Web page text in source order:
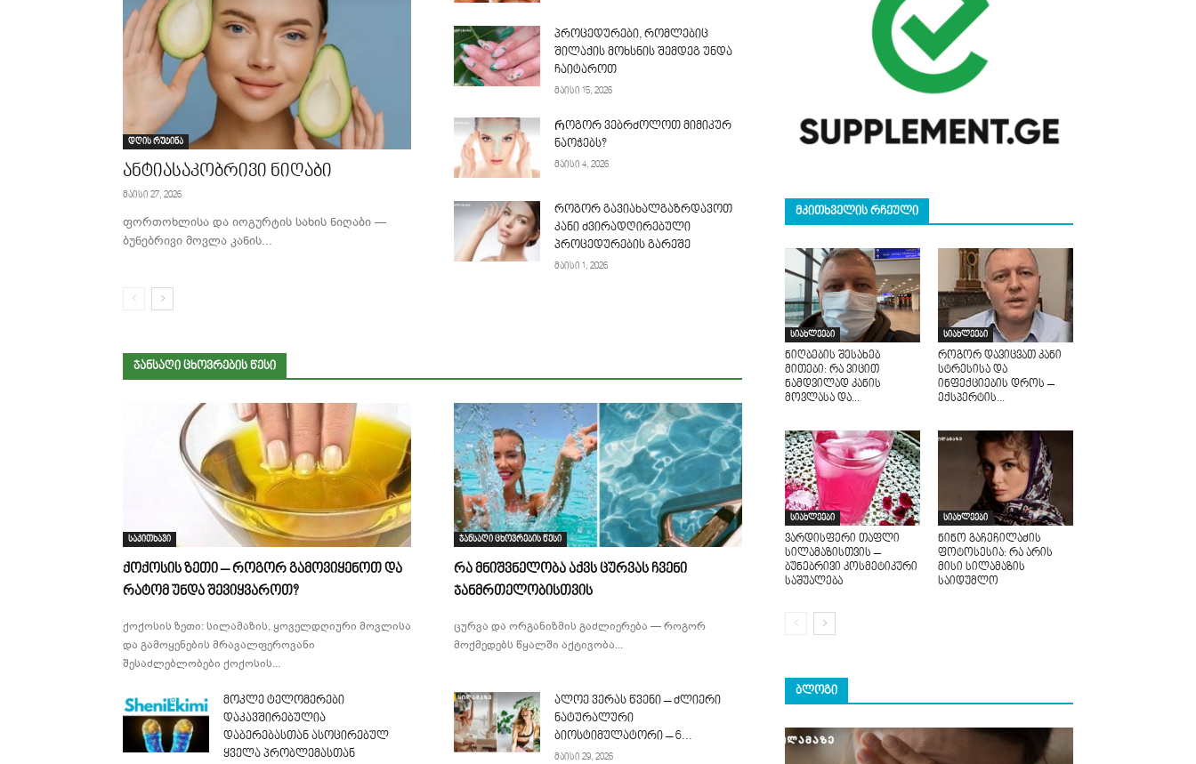
დღის რუტინა
ანტიასაკობრივი ნიღაბი
მაისი 27, 2026
ფორთოხლისა და იოგურტის სახის ნიღაბი —
ბუნებრივი მოვლა კანის...
პროცედურები, რომლებიც
შილაქის მოხსნის შემდეგ უნდა
ჩაიტაროთ
მაისი 15, 2026
Როგორ ვებრძოლოთ მიმიკურ
ნაოჭებს?
მაისი 4, 2026
როგორ გავიახალგაზრდავოთ
კანი ძვირადღირებული
პროცედურების გარეშე
მაისი 1, 2026
ᲯᲐᲜᲡᲐᲦᲘ ᲪᲮᲝᲕᲠᲔᲑᲘᲡ ᲬᲔᲡᲘ
საკითხავი
ქოქოსის ზეთი – როგორ გამოვიყენოთ და
რატომ უნდა შევიყვაროთ?
ქოქოსის ზეთი: სილამაზის, ყოველდღიური მოვლისა
და გამოყენების მრავალფეროვანი
შესაძლებლობები ქოქოსის...
ჯანსაღი ცხოვრების წესი
რა მნიშვნელობა აქვს ცურვას ჩვენი
ჯანმრთელობისთვის
ცურვა და ორგანიზმის გაძლიერება — როგორ
მოქმედებს წყალში აქტივობა...
მოკლე ტელომერები
დაკავშირებულია
დაბერებასთან ასოცირებულ
ყველა პრობლემასთან
ალოე ვერას წვენი – ძლიერი
ნატურალური
ბიოსტიმულატორი – 6...
მაისი 29, 2026
ᲛᲙᲘᲗᲮᲕᲔᲚᲘᲡ ᲠᲩᲔᲣᲚᲘ
სიახლეები
ნიღბების შესახებ
მითები: რა ვიცით
ნამდვილად კანის
მოვლასა და...
სიახლეები
როგორ დავიცვათ კანი
სტრესისა და
ინფექციების დროს –
ექსპერტის...
სიახლეები
ვარდისფერი თაფლი
სილამაზისთვის –
ბუნებრივი კოსმეტიკური
საშუალება
სიახლეები
ნინო გაჩეჩილაძის
ფოტოსესია: რა არის
მისი სილამაზის
საიდუმლო
ᲑᲚᲝᲒᲘ